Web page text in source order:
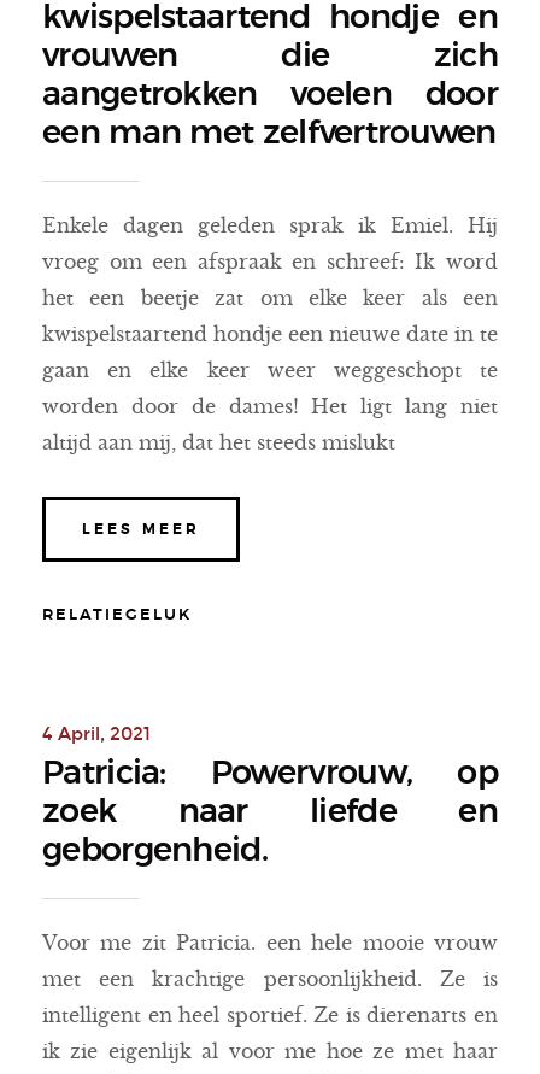
kwispelstaartend hondje en
vrouwen die zich
aangetrokken voelen door
een man met zelfvertrouwen
Enkele dagen geleden sprak ik Emiel. Hij
vroeg om een afspraak en schreef: Ik word
het een beetje zat om elke keer als een
kwispelstaartend hondje een nieuwe date in te
gaan en elke keer weer weggeschopt te
worden door de dames! Het ligt lang niet
altijd aan mij, dat het steeds mislukt
LEES MEER
RELATIEGELUK
4 April, 2021
Patricia: Powervrouw, op
zoek naar liefde en
geborgenheid.
Voor me zit Patricia. een hele mooie vrouw
met een krachtige persoonlijkheid. Ze is
intelligent en heel sportief. Ze is dierenarts en
ik zie eigenlijk al voor me hoe ze met haar